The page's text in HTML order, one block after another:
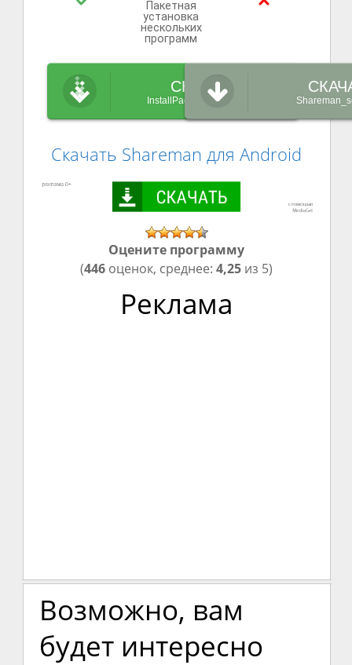
Пакетная
установка
нескольких
программ
СКАЧАТЬ
InstallPack_Shareman.exe
Скачать Shareman для Android
Оцените программу
(446 оценок, среднее:4,25 из 5)
Реклама
Возможно, вам
будет интересно